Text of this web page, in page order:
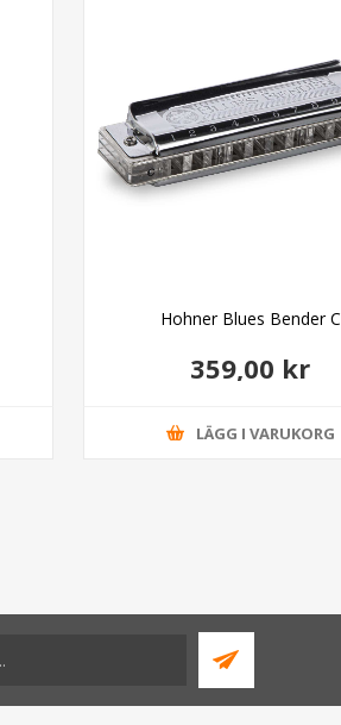
Hohner Blues Bender C
359,00 kr
LÄGG I VARUKORG